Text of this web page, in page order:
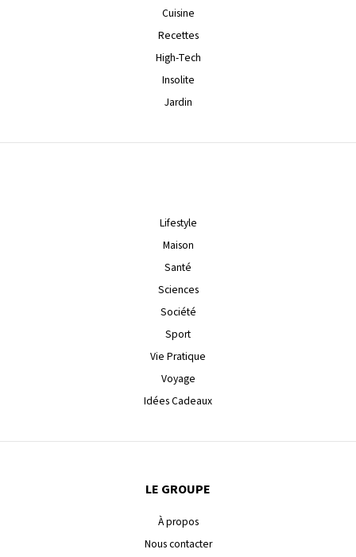
Cuisine
Recettes
High-Tech
Insolite
Jardin
Lifestyle
Maison
Santé
Sciences
Société
Sport
Vie Pratique
Voyage
Idées Cadeaux
LE GROUPE
À propos
Nous contacter